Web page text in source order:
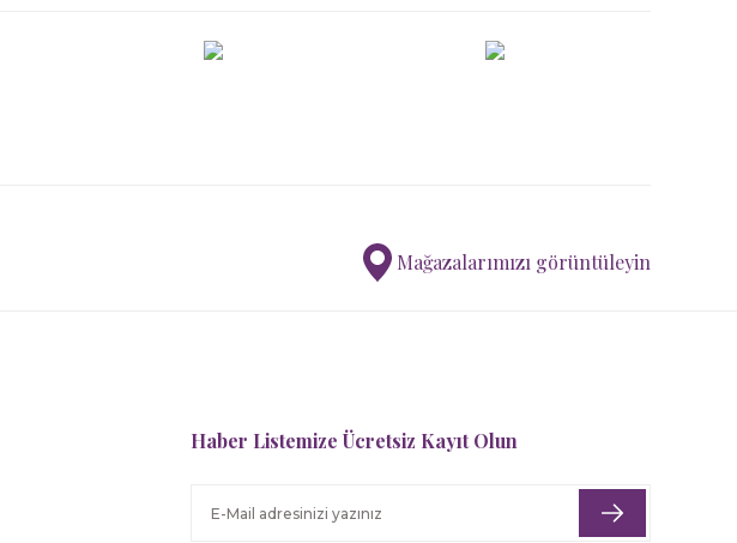
Mağazalarımızı görüntüleyin
Haber Listemize Ücretsiz Kayıt Olun